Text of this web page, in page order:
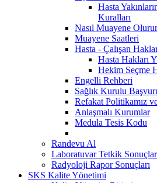
Hasta
Kuralları
Nasıl Muayene
Muayene Saatleri
Hasta - Çalışan
Hasta Hakları
Hekim Seçme
Engelli Rehberi
Sağlık Kurulu
Refakat Politikamız
Anlaşmalı Kurumlar
Medula Tesis Kodu
Randevu Al
Laboratuvar Tetkik
Radyoloji Rapor Sonuçları
SKS Kalite Yönetimi